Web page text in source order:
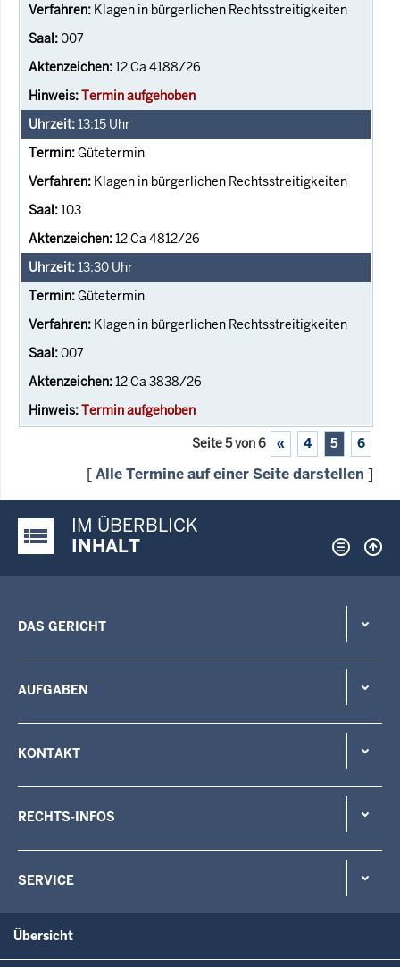
Klagen in bürgerlichen Rechtsstreitigkeiten
007
12 Ca 4188/26
Termin aufgehoben
13:15 Uhr
Gütetermin
Klagen in bürgerlichen Rechtsstreitigkeiten
103
12 Ca 4812/26
13:30 Uhr
Gütetermin
Klagen in bürgerlichen Rechtsstreitigkeiten
007
12 Ca 3838/26
Termin aufgehoben
Seite 5 von 6 « 4 5 6
[Alle Termine auf einer Seite darstellen ]
Justiz-Portal im Überblick:
IM ÜBERBLICK
INHALT
DAS GERICHT
AUFGABEN
KONTAKT
RECHTS-INFOS
SERVICE
Übersicht